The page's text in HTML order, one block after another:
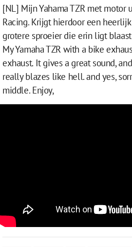
[NL] Mijn Yahama TZR met motor
Racing. Krijgt hierdoor een
grotere sproeier die erin ligt
My Yamaha TZR with a bike
exhaust. It gives a great sound,
really blazes like hell. and yes,
middle. Enjoy,